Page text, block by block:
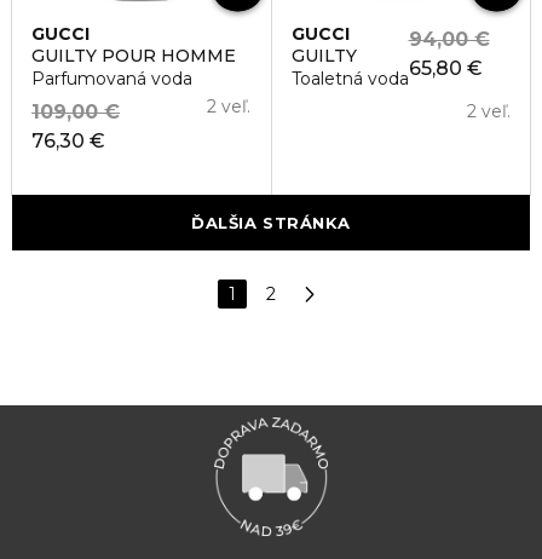
GUCCI
GUILTY POUR HOMME
Parfumovaná voda
76,30 €
109,00 € 2 veľ.
GUCCI
GUILTY
Toaletná voda65,80 €
94,00 €
2 veľ.
ĎALŠIA STRÁNKA
1 2